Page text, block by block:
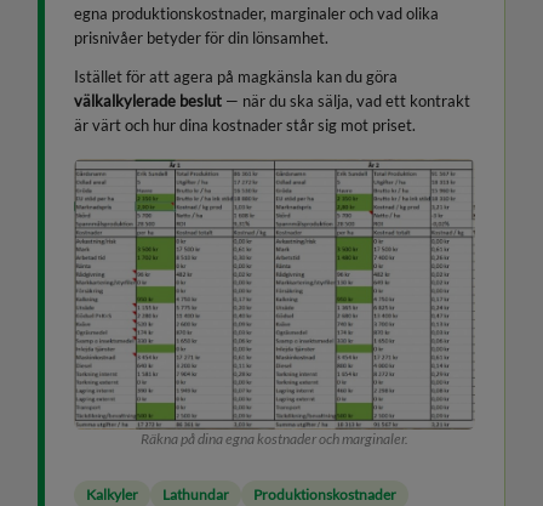
egna produktionskostnader, marginaler och vad olika
prisnivåer betyder för din lönsamhet.
Istället för att agera på magkänsla kan du göra
välkalkylerade beslut — när du ska sälja, vad ett kontrakt
är värt och hur dina kostnader står sig mot priset.
Räkna på dina egna kostnader och marginaler.
Kalkyler Lathundar
Produktionskostnader